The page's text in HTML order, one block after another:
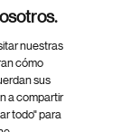
nuestras
cómo
sus
a compartir
todo" para